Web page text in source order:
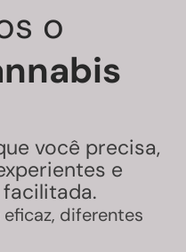
o
você precisa,
e
diferentes